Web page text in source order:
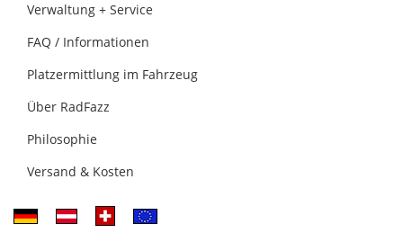
Verwaltung + Service
FAQ / Informationen
Platzermittlung im Fahrzeug
Über RadFazz
Philosophie
Versand & Kosten